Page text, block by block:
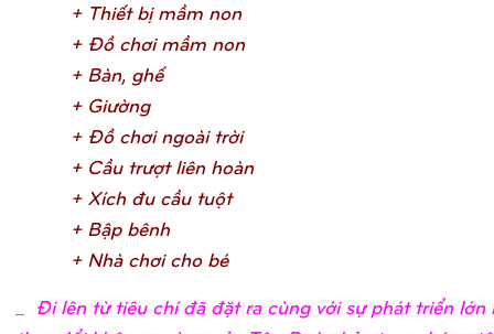
+ Thiết bịmầm non
+ Đồchơi mầm non
+ Bàn, ghế
+ Giường
+ Đồchơi ngoài trời
+ Cầu trượt liên hoàn
+ Xích đu cầu tuột
+ Bập bênh
+ Nhà chơi cho bé
Đi lên từ tiêu chí đã đặt ra cùng với sự phát triển lớn